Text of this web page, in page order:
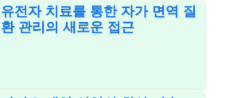
유전자 치료를 통한 자가 면역 질
환 관리의 새로운 접근